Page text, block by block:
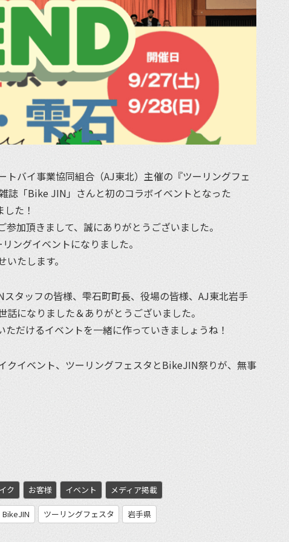
バイ事業協同組合（AJ東北）主催の『ツーリングフェ
誌「Bike JIN」さんと初のコラボイベントとなった
た！
加頂きまして、誠にありがとうございました。
ングイベントになりました。
たします。
タッフの皆様、雫石町町長、役場の皆様、AJ東北岩手
になりました＆ありがとうございました。
だけるイベントを一緒に作っていきましょうね！
クイベント、ツーリングフェスタとBikeJIN祭りが、無事
ク お客様 イベント メディア掲載
BikeJIN ツーリングフェスタ 岩手県